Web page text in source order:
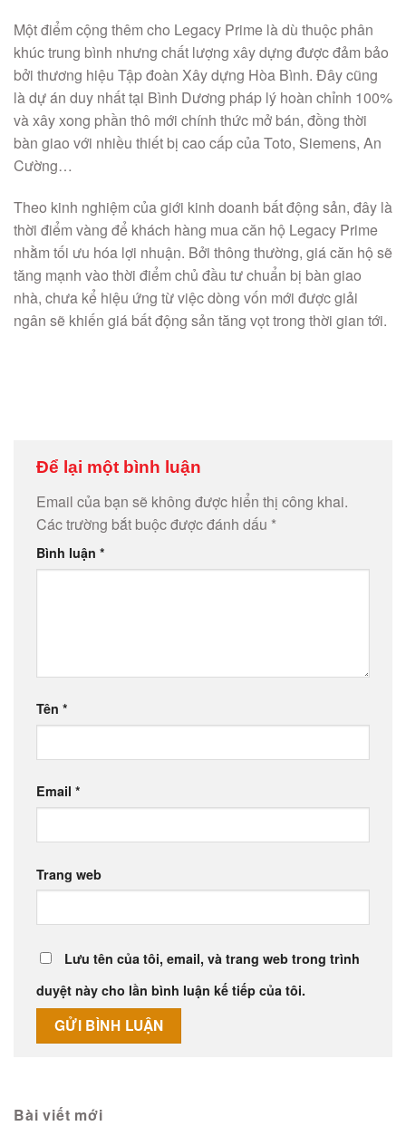
Một điểm cộng thêm cho Legacy Prime là dù thuộc phân
khúc trung bình nhưng chất lượng xây dựng được đảm bảo
bởi thương hiệu Tập đoàn Xây dựng Hòa Bình. Đây cũng
là dự án duy nhất tại Bình Dương pháp lý hoàn chỉnh 100%
và xây xong phần thô mới chính thức mở bán, đồng thời
bàn giao với nhiều thiết bị cao cấp của Toto, Siemens, An
Cường…
Theo kinh nghiệm của giới kinh doanh bất động sản, đây là
thời điểm vàng để khách hàng mua căn hộ Legacy Prime
nhằm tối ưu hóa lợi nhuận. Bởi thông thường, giá căn hộ sẽ
tăng mạnh vào thời điểm chủ đầu tư chuẩn bị bàn giao
nhà, chưa kể hiệu ứng từ việc dòng vốn mới được giải
ngân sẽ khiến giá bất động sản tăng vọt trong thời gian tới.
Để lại một bình luận
Email của bạn sẽ không được hiển thị công khai.
Các trường bắt buộc được đánh dấu *
Bình luận *
Tên *
Email *
Trang web
Lưu tên của tôi, email, và trang web trong trình
duyệt này cho lần bình luận kế tiếp của tôi.
Bài viết mới